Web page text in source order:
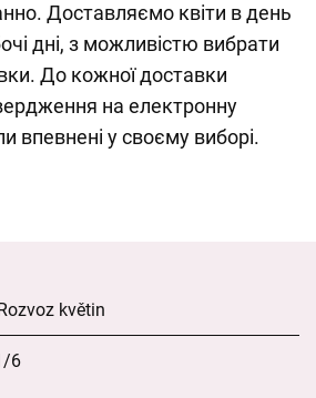
Доставляємо квіти в день
дні, з можливістю вибрати
До кожної доставки
на електронну
впевнені у своєму виборі.
květin
6